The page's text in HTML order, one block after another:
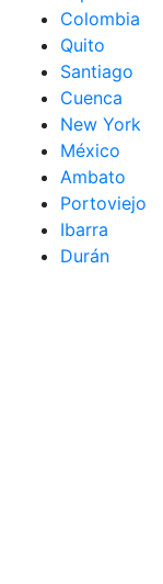
Colombia
Quito
Santiago
Cuenca
New York
México
Ambato
Portoviejo
Ibarra
Durán